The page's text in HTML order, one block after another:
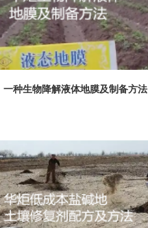
一种生物降解液体地膜及制备方法